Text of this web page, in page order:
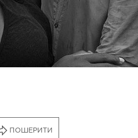
ПОШЕРИТИ